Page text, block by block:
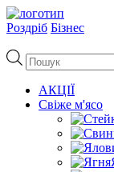
Роздріб Бізнес
Пошук
товарів
АКЦІЇ
Свіже м'ясо